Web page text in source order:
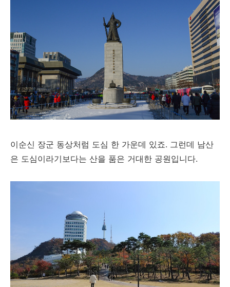
이순신 장군 동상처럼 도심 한 가운데 있죠. 그런데 남산
은 도심이라기보다는 산을 품은 거대한 공원입니다.